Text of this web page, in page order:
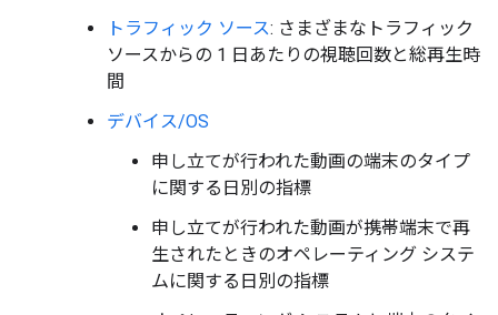
トラフィック ソース: さまざまなトラフィック
ソースからの 1 日あたりの視聴回数と総再生時
間
デバイス/OS
申し立てが行われた動画の端末のタイプ
に関する日別の指標
申し立てが行われた動画が携帯端末で再
生されたときのオペレーティング システ
ムに関する日別の指標